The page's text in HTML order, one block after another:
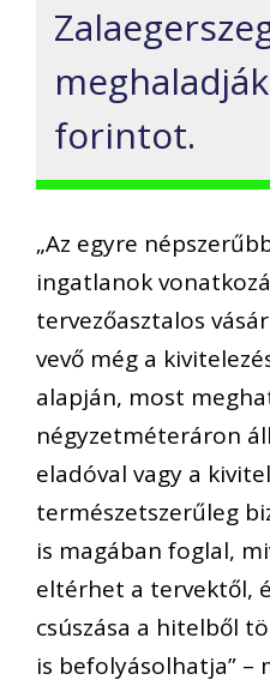
forintot.
„Az egyre
ingatlanok
tervezőasztalos
vevő még a
alapján, most
négyzetméteráron
eladóval vagy a
természetszerűleg
is magában foglal,
eltérhet a tervektől,
csúszása a hitelből
is befolyásolhatja” –